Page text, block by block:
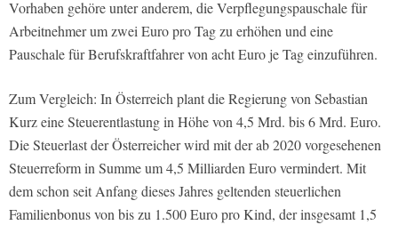
Vorhaben gehöre unter anderem, die Verpflegungspauschale für
Arbeitnehmer um zwei Euro pro Tag zu erhöhen und eine
Pauschale für Berufskraftfahrer von acht Euro je Tag einzuführen.
Zum Vergleich: In Österreich plant die Regierung von Sebastian
Kurz eine Steuerentlastung in Höhe von 4,5 Mrd. bis 6 Mrd. Euro.
Die Steuerlast der Österreicher wird mit der ab 2020 vorgesehenen
Steuerreform in Summe um 4,5 Milliarden Euro vermindert. Mit
dem schon seit Anfang dieses Jahres geltenden steuerlichen
Familienbonus von bis zu 1.500 Euro pro Kind, der insgesamt 1,5